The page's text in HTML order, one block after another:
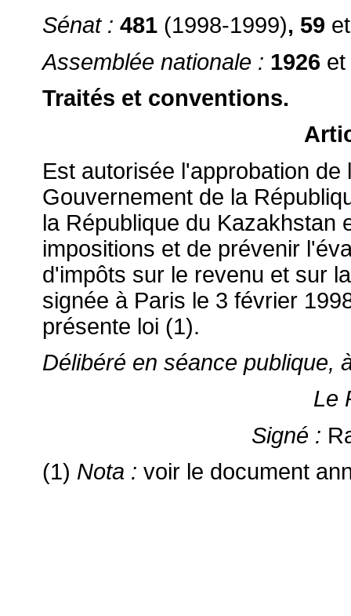
Sénat : 481 (1998-1999), 59
Assemblée nationale : 1926 et
Traités et conventions.
Est autorisée l'approbation
Gouvernement de la
la République du Kazakhstan
impositions et de prévenir
d'impôts sur le revenu et sur
signée à Paris le 3 février
présente loi (1).
Délibéré en séance publique,
Le
Signé :
(1) Nota : voir le document